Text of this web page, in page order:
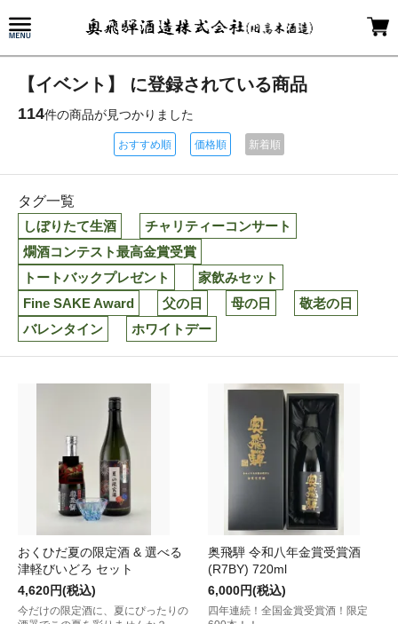
【イベント】 に登録されている商品
114件の商品が見つかりました
おすすめ順 価格順 新着順
タグ一覧
しぼりたて生酒
チャリティーコンサート
燗酒コンテスト最高金賞受賞
トートバックプレゼント
家飲みセット
Fine SAKE Award
父の日 母の日
敬老の日
バレンタイン
ホワイトデー
おくひだ夏の限定酒 & 選べる
津軽びいどろ セット
4,620円(税込)
今だけの限定酒に、夏にぴったりの
奥飛騨 令和八年金賞受賞酒
(R7BY) 720ml
6,000円(税込)
四年連続！全国金賞受賞酒！限定